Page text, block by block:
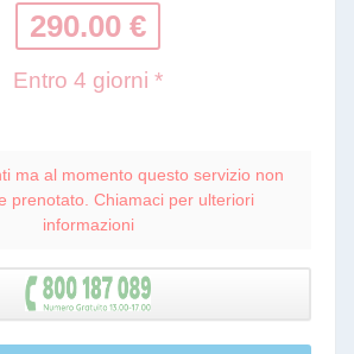
290.00 €
Entro 4 giorni *
ma al momento questo servizio non
prenotato. Chiamaci per ulteriori
informazioni